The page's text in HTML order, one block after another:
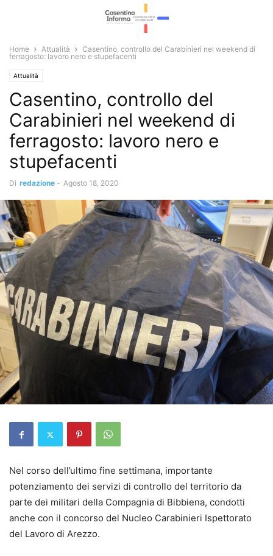
Home Attualità
Casentino, controllo del Carabinieri nel weekend di
ferragosto: lavoro nero e stupefacenti
Attualità
Casentino, controllo del
Carabinieri nel weekend di
ferragosto: lavoro nero e
stupefacenti
Di redazione - Agosto 18, 2020
Nel corso dell’ultimo fine settimana, importante
potenziamento dei servizi di controllo del territorio da
parte dei militari della Compagnia di Bibbiena, condotti
anche con il concorso del Nucleo Carabinieri Ispettorato
del Lavoro di Arezzo.